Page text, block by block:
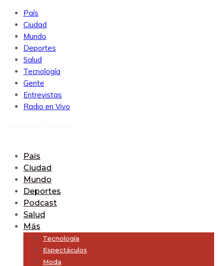
País
Ciudad
Mundo
Deportes
Salud
Tecnología
Gente
Entrevistas
Radio en Vivo
País
Ciudad
Mundo
Deportes
Podcast
Salud
Más
Tecnología
Espectáculos
Moda